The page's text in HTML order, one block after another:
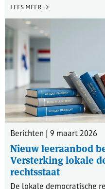
LEES MEER
Berichten | 9 maart 2026
Nieuw leeraanbod
Versterking lokale
rechtsstaat